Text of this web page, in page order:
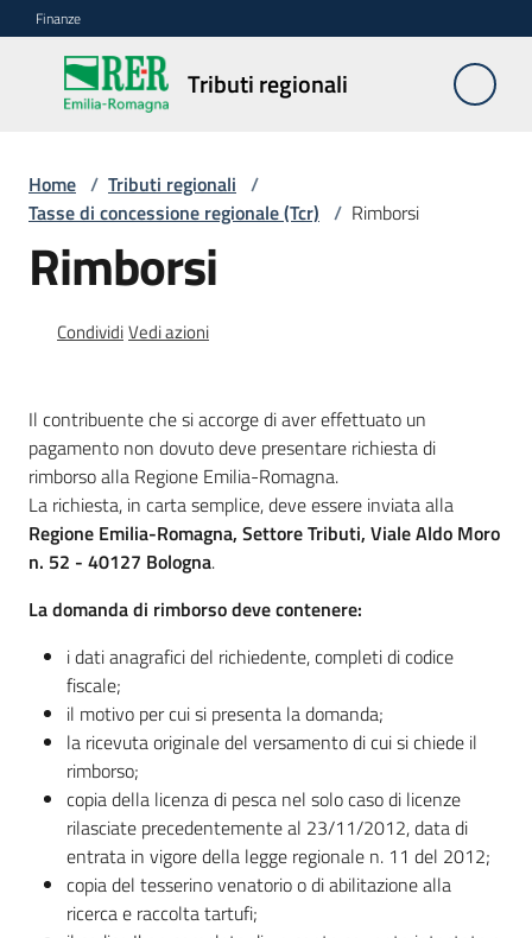
Vai al contenuto
Vai alla navigazione
Vai al footer
Finanze
Tributi regionali
Tributi
regionali
Tassa
Menu selezionato
Altri
tributi
Addizionali
e
Finanze
Argomenti
Home / Tributi regionali /
Tasse di concessione regionale (Tcr) / Rimborsi
Rimborsi
CondividiVedi azioni
Il contribuente che si accorge di aver effettuato un
pagamento non dovuto deve presentare richiesta di
rimborso alla Regione Emilia-Romagna.
La richiesta, in carta semplice, deve essere inviata alla
Regione Emilia-Romagna, Settore Tributi, Viale Aldo Moro
n. 52 - 40127 Bologna.
La domanda di rimborso deve contenere:
i dati anagrafici del richiedente, completi di codice
fiscale;
il motivo per cui si presenta la domanda;
la ricevuta originale del versamento di cui si chiede il
rimborso;
copia della licenza di pesca nel solo caso di licenze
rilasciate precedentemente al 23/11/2012, data di
entrata in vigore della legge regionale n. 11 del 2012;
copia del tesserino venatorio o di abilitazione alla
ricerca e raccolta tartufi;